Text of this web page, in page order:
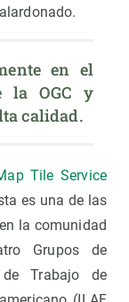
en el
la OGC y
calidad.
Tile Service
es una de las
la comunidad
Grupos de
Trabajo de